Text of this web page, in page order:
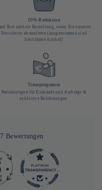
10% Reduktion
Ihre nächste Bestellung, wenn Sie unseren
Newsletter abonnieren (ausgenommen sind
bestimmte Artikel)
Treueprogramm
Belohnungen für Einkäufe und Aufträge &
exklusive Belohnungen
Bewertungen